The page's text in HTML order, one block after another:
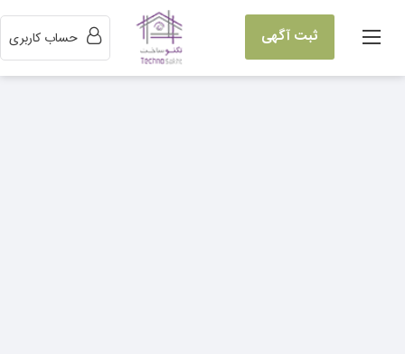
ثبت آگهی حساب کاربری